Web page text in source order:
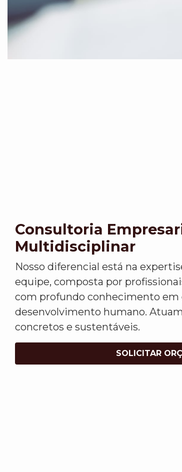
Consultoria
Multidisciplinar
Nosso diferencial está na
equipe, composta por
com profundo conhecimento em
desenvolvimento humano.
concretos e sustentáveis.
SOLICITAR